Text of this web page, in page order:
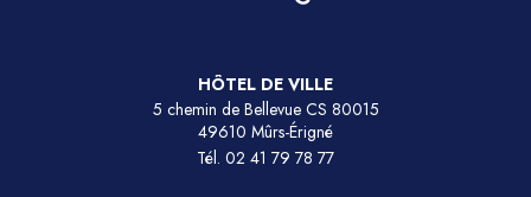
HÔTEL DE VILLE
5 chemin de Bellevue CS 80015
49610 Mûrs-Érigné
Tél. 02 41 79 78 77